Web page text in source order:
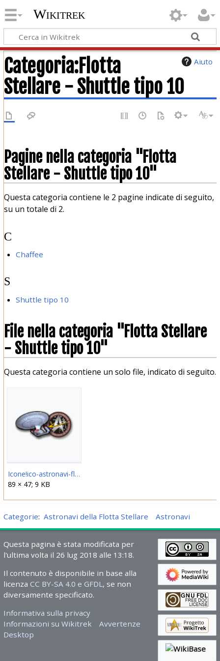
Wikitrek
Aiuto
Categoria:Flotta
Stellare - Shuttle tipo 10
Pagine nella categoria "Flotta
Stellare - Shuttle tipo 10"
Questa categoria contiene le 2 pagine indicate di seguito,
su un totale di 2.
C
Chaffee
S
Shuttle tipo 10
File nella categoria "Flotta Stellare
- Shuttle tipo 10"
Questa categoria contiene un solo file, indicato di seguito.
Icone!ico-astronavi-flottastellare-shuttle-10.png
89 × 47; 9 KB
Categorie: Astronavi della Flotta Stellare Astronavi
Questa pagina è stata modificata per
l'ultima volta il 26 lug 2018 alle 13:18.
Il contenuto è disponibile in base alla
licenza CC BY-SA 4.0 e GFDL , se non
diversamente specificato.
Informativa sulla privacy
Informazioni su Wikitrek
Avvertenze
Desktop